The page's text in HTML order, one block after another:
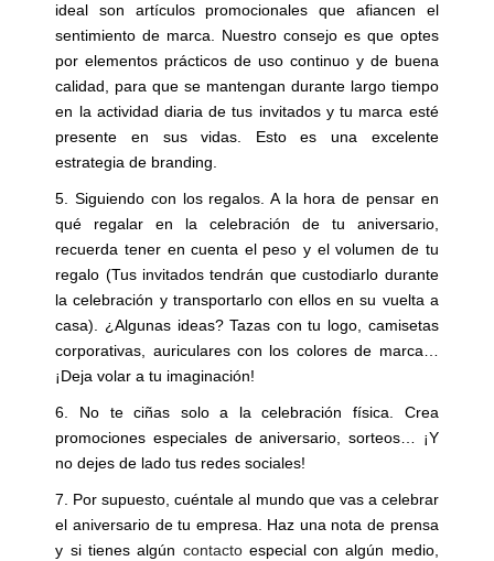
ideal son artículos promocionales que afiancen el
sentimiento de marca. Nuestro consejo es que optes
por elementos prácticos de uso continuo y de buena
calidad, para que se mantengan durante largo tiempo
en la actividad diaria de tus invitados y tu marca esté
presente en sus vidas. Esto es una excelente
estrategia de branding.
5. Siguiendo con los regalos. A la hora de pensar en
qué regalar en la celebración de tu aniversario,
recuerda tener en cuenta el peso y el volumen de tu
regalo (Tus invitados tendrán que custodiarlo durante
la celebración y transportarlo con ellos en su vuelta a
casa). ¿Algunas ideas? Tazas con tu logo, camisetas
corporativas, auriculares con los colores de marca…
¡Deja volar a tu imaginación!
6. No te ciñas solo a la celebración física. Crea
promociones especiales de aniversario, sorteos… ¡Y
no dejes de lado tus redes sociales!
7. Por supuesto, cuéntale al mundo que vas a celebrar
el aniversario de tu empresa. Haz una nota de prensa
y si tienes algún contactoespecial con algún medio,